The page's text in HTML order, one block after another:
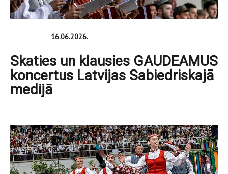
16.06.2026.
Skaties un klausies GAUDEAMUS
koncertus Latvijas Sabiedriskajā
medijā